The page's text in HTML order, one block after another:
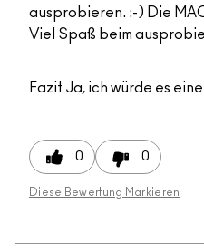
ausprobieren. :-) Die
Viel Spaß beim
Fazit Ja, ich würde es
0 0
Diese Bewertung Markieren